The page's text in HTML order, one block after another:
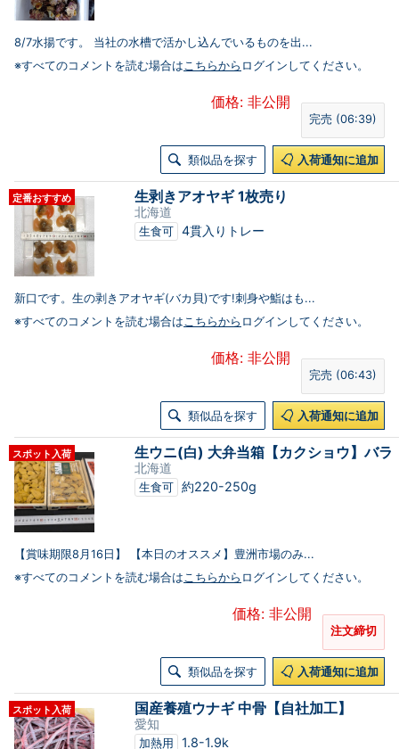
8/7水揚です。 当社の水槽で活かし込んでいるものを出...
※すべてのコメントを読む場合はこちらから ログインしてください。
価格: 非公開
完売 (06:39)
類似品を探す 入荷通知に追加
定番おすすめ 生剥きアオヤギ 1枚売り
北海道
生食可 4貫入りトレー
新口です。生の剥きアオヤギ(バカ貝)です!刺身や鮨はも...
※すべてのコメントを読む場合はこちらから ログインしてください。
価格: 非公開
完売 (06:43)
類似品を探す 入荷通知に追加
スポット入荷 生ウニ(白) 大弁当箱【カクショウ】バラ
北海道
生食可 約220-250g
【賞味期限8月16日】 【本日のオススメ】豊洲市場のみ...
※すべてのコメントを読む場合はこちらから ログインしてください。
価格: 非公開
注文締切
類似品を探す 入荷通知に追加
スポット入荷 国産養殖ウナギ 中骨【自社加工】
愛知
加熱用 1.8-1.9k